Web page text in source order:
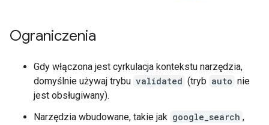
Ograniczenia
Gdy włączona jest cyrkulacja kontekstu narzędzia,
domyślnie używaj trybu validated (tryb auto nie
jest obsługiwany).
Narzędzia wbudowane, takie jak google_search ,